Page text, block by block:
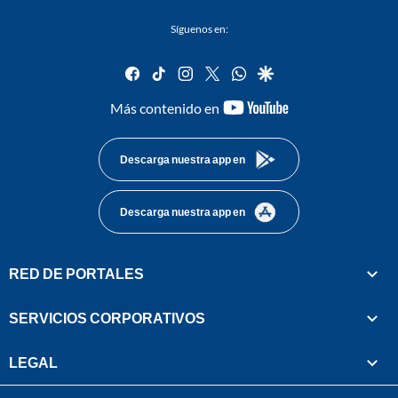
Síguenos en:
facebook
tiktok instagram
twitterwhatsapp
google
Más contenido en
youtube-
Descarga nuestra app en
Descarga nuestra app en
RED DE PORTALES
SERVICIOS CORPORATIVOS
LEGAL